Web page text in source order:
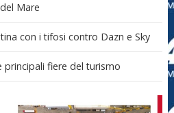
Mare
con i tifosi contro Dazn e Sky
principali fiere del turismo